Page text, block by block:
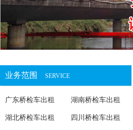
业务范围 SERVICE
广东桥检车出租 湖南桥检车出租
湖北桥检车出租 四川桥检车出租